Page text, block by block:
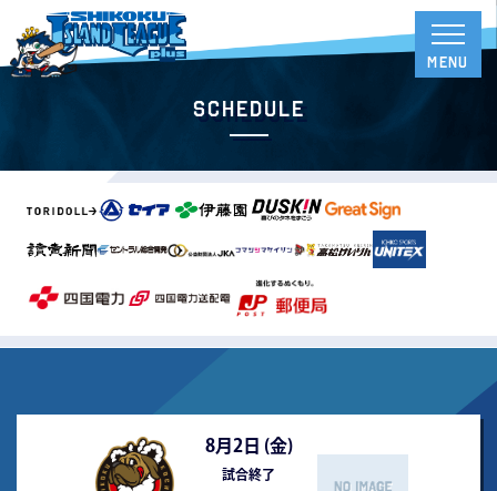
Schedule
8月2日 (金)
試合終了